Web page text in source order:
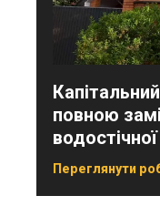
повною
Переглянути